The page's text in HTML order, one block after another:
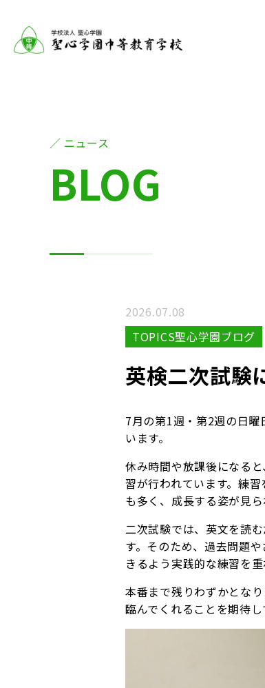
ニュース
BLOG
2026.07.08
TOPICS聖心学園ブログ
英検二次試験
7月の第1週・第2週の日
います。
休み時間や放課後になる
習が行われています。練
も多く、成長する姿が見ら
二次試験では、英文を読
す。そのため、過去問題
きるよう実践的な練習を重
本番まで残りわずかとな
臨んでくれることを期待し